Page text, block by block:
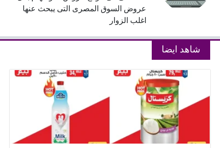
عروض السوق المصرى التى يبحث عنها
اغلب الزوار
شاهد ايضا